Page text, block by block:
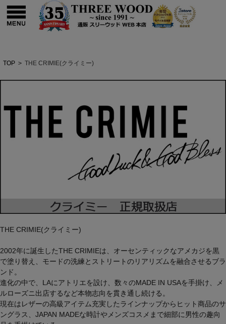
TOP > THE CRIMIE(クライミー)
THE CRIMIE(クライミー)
2002年に誕生したTHE CRIMIEは、オーセンティックなアメカジを黒
で塗り替え、モードの洗練とストリートのリアリズムを融合させるブラ
ンド。
進化の中で、LAにアトリエを設け、数々のMADE IN USAを手掛け、メ
ルローズニ出店するなど本物志向を貫き通し続ける。
現在はレザーの高級アイテム充実したラインナップからヒット商品のサ
ングラス、JAPAN MADEな時計やメンズコスメまで細部に男性の趣向